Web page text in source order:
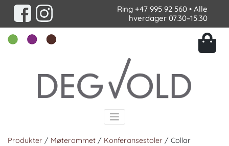
Ring +47 995 92 560 • Alle
hverdager 07.30–15.30
Produkter / Møterommet / Konferansestoler / Collar